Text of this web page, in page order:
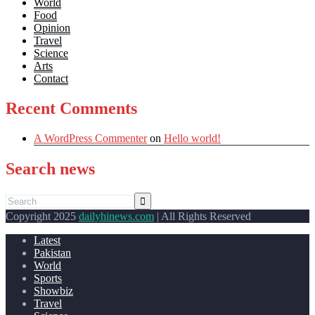
World
Food
Opinion
Travel
Science
Arts
Contact
Recent Comments
A WordPress Commenteron Hello world!
Search news
Copyright 2025 dailyhinews.com | All Rights Reserved
Latest
Pakistan
World
Sports
Showbiz
Travel